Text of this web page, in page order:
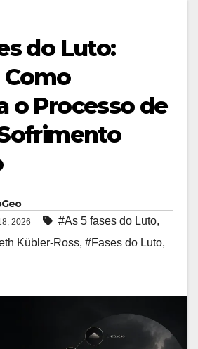
do Luto:
o Processo de
2026 #As 5 fases do Luto,
Kübler-Ross, #Fases do Luto,